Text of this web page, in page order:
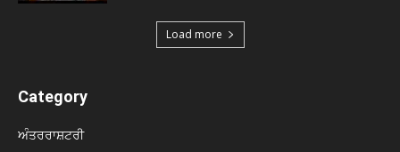
Load more
Category
ਅੰਤਰਰਾਸ਼ਟਰੀ